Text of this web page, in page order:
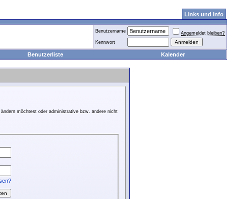
Links und Info
Benutzername
Angemeldet bleiben?
Kennwort
Benutzerliste Kalender
möchtest oder administrative bzw. andere nicht